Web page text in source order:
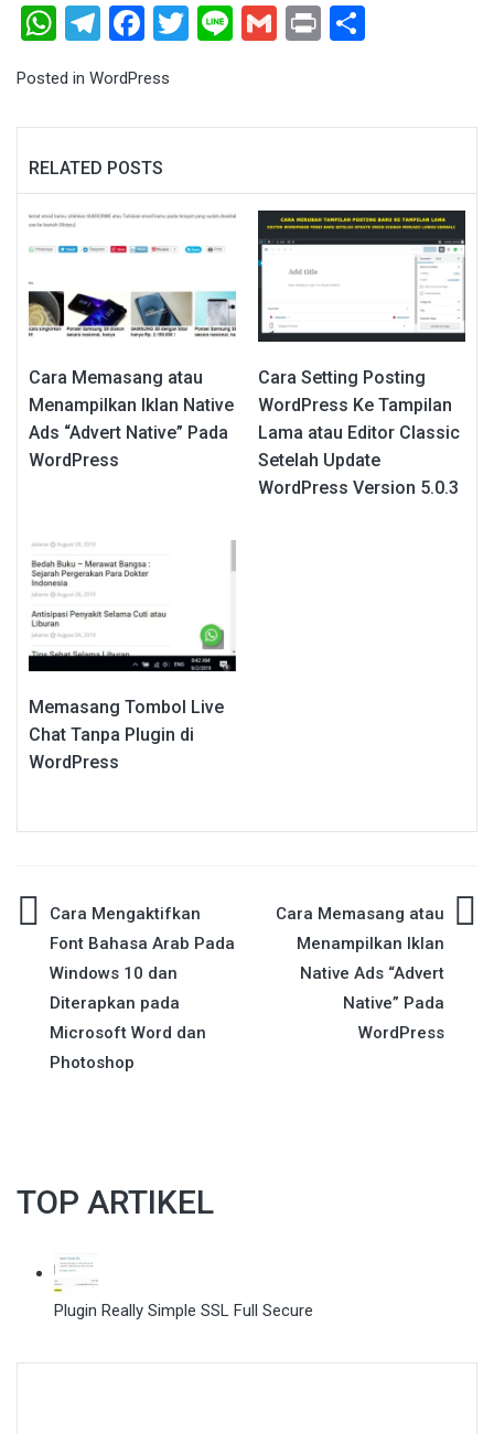
WhatsApp
Telegram
Facebook
Twitter
LineGmail
Print
Posted in WordPress
RELATED POSTS
Cara Memasang atau
Menampilkan Iklan Native
Ads “Advert Native” Pada
WordPress
Cara Setting Posting
WordPress Ke Tampilan
Lama atau Editor Classic
Setelah Update
WordPress Version 5.0.3
Memasang Tombol Live
Chat Tanpa Plugin di
WordPress
Post
navigation
Cara Mengaktifkan
Font Bahasa Arab Pada
Windows 10 dan
Diterapkan pada
Microsoft Word dan
Photoshop
Cara Memasang atau
Menampilkan Iklan
Native Ads “Advert
Native” Pada
WordPress
TOP ARTIKEL
Plugin Really Simple SSL Full Secure